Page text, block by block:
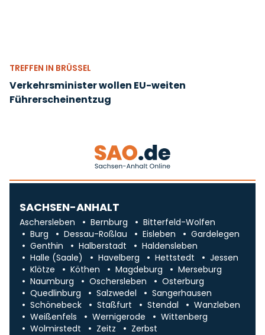
TREFFEN IN BRÜSSEL
Verkehrsminister wollen EU-weiten
Führerscheinentzug
SACHSEN-ANHALT
Aschersleben Bernburg
Bitterfeld-Wolfen
Burg
Dessau-Roßlau Eisleben
Gardelegen
Genthin
Halberstadt
Haldensleben
Halle (Saale)
Havelberg Hettstedt
Jessen
Klötze
Köthen Magdeburg
Merseburg
Naumburg
Oschersleben
Osterburg
Quedlinburg
Salzwedel
Sangerhausen
Schönebeck
Staßfurt Stendal
Wanzleben
Weißenfels
Wernigerode
Wittenberg
Wolmirstedt
Zeitz Zerbst